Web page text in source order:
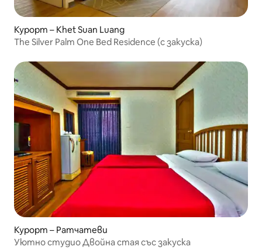
Курорт – Khet Suan Luang
The Silver Palm One Bed Residence (с закуска)
Курорт – Ратчатеви
Уютно студио Двойна стая със закуска